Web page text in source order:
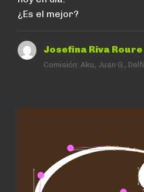
¿Es el mejor?
Josefina Riva Roure
Comisión: Aku, Juan G., Delfi